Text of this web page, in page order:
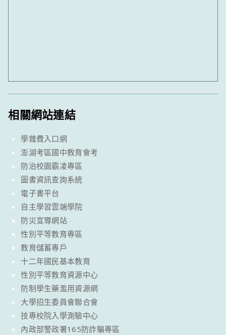
相關網站連結
學雜費入口網
澎湖考區國中教育會考
防治校園霸凌專區
圖書資訊查詢系統
電子書平台
自主學習雲端學院
防災宣導網站
性別平等教育專區
教育儲蓄專戶
十二年國民基本教育
性別平等教育資源中心
防制學生藥濫用資源網
大學招生委員會聯合會
技專校院入學測驗中心
內政部警政署165防詐騙專區